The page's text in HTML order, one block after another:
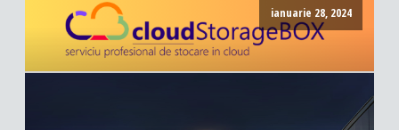
ianuarie 28, 2024